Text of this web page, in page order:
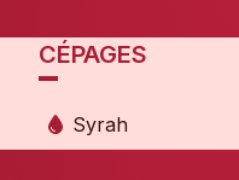
CÉPAGES
Syrah